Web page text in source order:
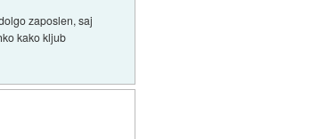
zaposlen, saj
kako kljub